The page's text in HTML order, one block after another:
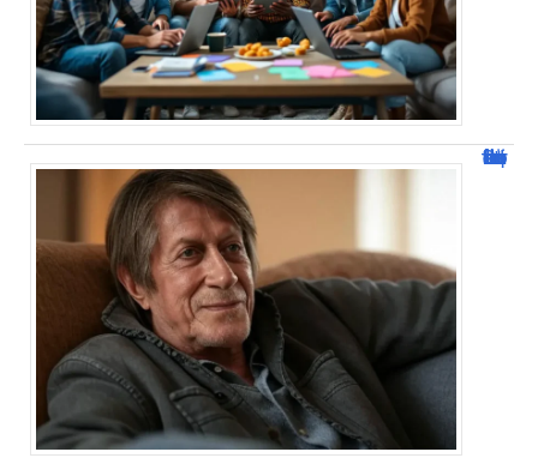
Jacques Dutronc fortune : estimation et sources de richesse !